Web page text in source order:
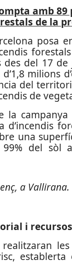
amb 89
de la
posa
del 17 de
milions
del
de
la
una
del sòl
a
i